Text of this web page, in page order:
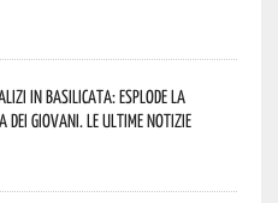
in Basilicata: esplode la
dei giovani. Le ultime notizie